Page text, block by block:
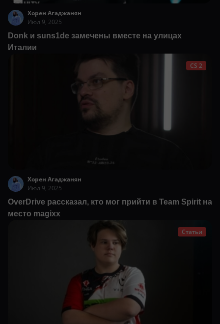
Хорен Агаджанян
Июл 9, 2025
Donk и suns1de замечены вместе на улицах
Италии
CS 2
Хорен Агаджанян
Июл 9, 2025
OverDrive рассказал, кто мог прийти в Team Spirit на
место magixx
Статьи